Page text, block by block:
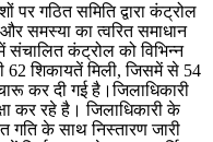
पर गठित समिति द्वारा कंट्रोल
समस्या का त्वरित समाधान
संचालित कंट्रोल को विभिन्न
62 शिकायतें मिली, जिसमें से 54
कर दी गई है।जिलाधिकारी
कर रहे है। जिलाधिकारी के
गति के साथ निस्तारण जारी